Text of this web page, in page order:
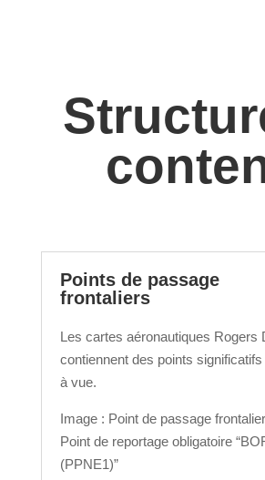
Points de passage
frontaliers
Les cartes aéronautiques Rogers
contiennent des points
à vue.
Image : Point de passage
Point de reportage obligatoire
(PPNE1)”